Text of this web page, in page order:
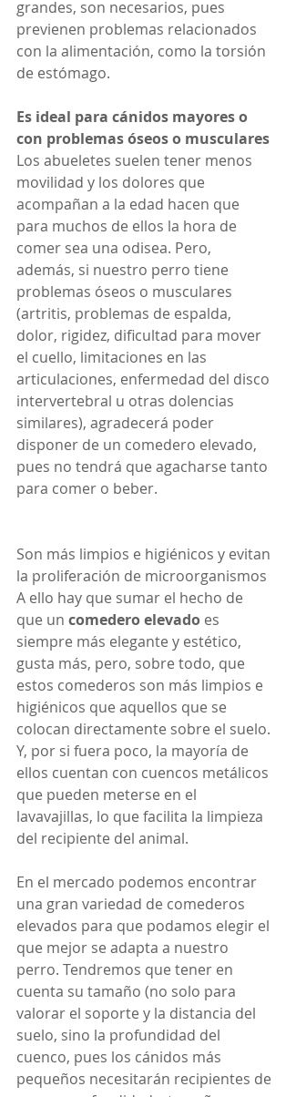
grandes, son necesarios, pues
previenen problemas relacionados
con la alimentación, como la torsión
de estómago.
Es ideal para cánidos mayores o
con problemas óseos o musculares
Los abueletes suelen tener menos
movilidad y los dolores que
acompañan a la edad hacen que
para muchos de ellos la hora de
comer sea una odisea. Pero,
además, si nuestro perro tiene
problemas óseos o musculares
(artritis, problemas de espalda,
dolor, rigidez, dificultad para mover
el cuello, limitaciones en las
articulaciones, enfermedad del disco
intervertebral u otras dolencias
similares), agradecerá poder
disponer de un comedero elevado,
pues no tendrá que agacharse tanto
para comer o beber.
Son más limpios e higiénicos y evitan
la proliferación de microorganismos
A ello hay que sumar el hecho de
que un comedero elevado es
siempre más elegante y estético,
gusta más, pero, sobre todo, que
estos comederos son más limpios e
higiénicos que aquellos que se
colocan directamente sobre el suelo.
Y, por si fuera poco, la mayoría de
ellos cuentan con cuencos metálicos
que pueden meterse en el
lavavajillas, lo que facilita la limpieza
del recipiente del animal.
En el mercado podemos encontrar
una gran variedad de comederos
elevados para que podamos elegir el
que mejor se adapta a nuestro
perro. Tendremos que tener en
cuenta su tamaño (no solo para
valorar el soporte y la distancia del
suelo, sino la profundidad del
cuenco, pues los cánidos más
pequeños necesitarán recipientes de